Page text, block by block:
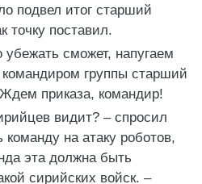
подвел итог старший
точку поставил.
сможет, напугаем
группы старший
приказа, командир!
видит? – спросил
на атаку роботов,
эта должна быть
сирийских войск. –